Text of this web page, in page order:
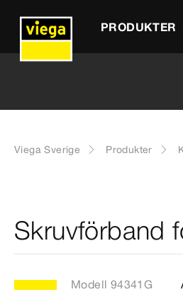
PRODUKTER
Viega Sverige Produkter
Skruvförband
Modell 94341G